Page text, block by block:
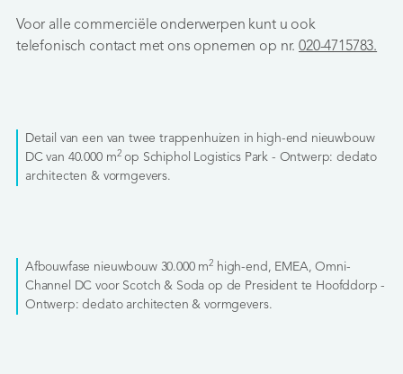
Voor alle commerciële onderwerpen kunt u ook
telefonisch contact met ons opnemen op nr.020-4715783.
Detail van een van twee trappenhuizen in high-end nieuwbouw
DC van 40.000 m2op Schiphol Logistics Park - Ontwerp: dedato
architecten & vormgevers.
Afbouwfase nieuwbouw 30.000 m2 high-end, EMEA, Omni-
Channel DC voor Scotch & Soda op de President te Hoofddorp -
Ontwerp: dedato architecten & vormgevers.